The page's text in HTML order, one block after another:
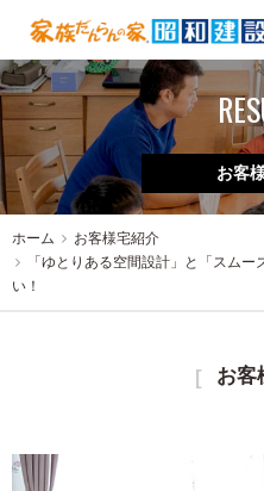
お客
ホーム
お客様宅紹介
「ゆとりある空間設計」と「スム
い！
お客